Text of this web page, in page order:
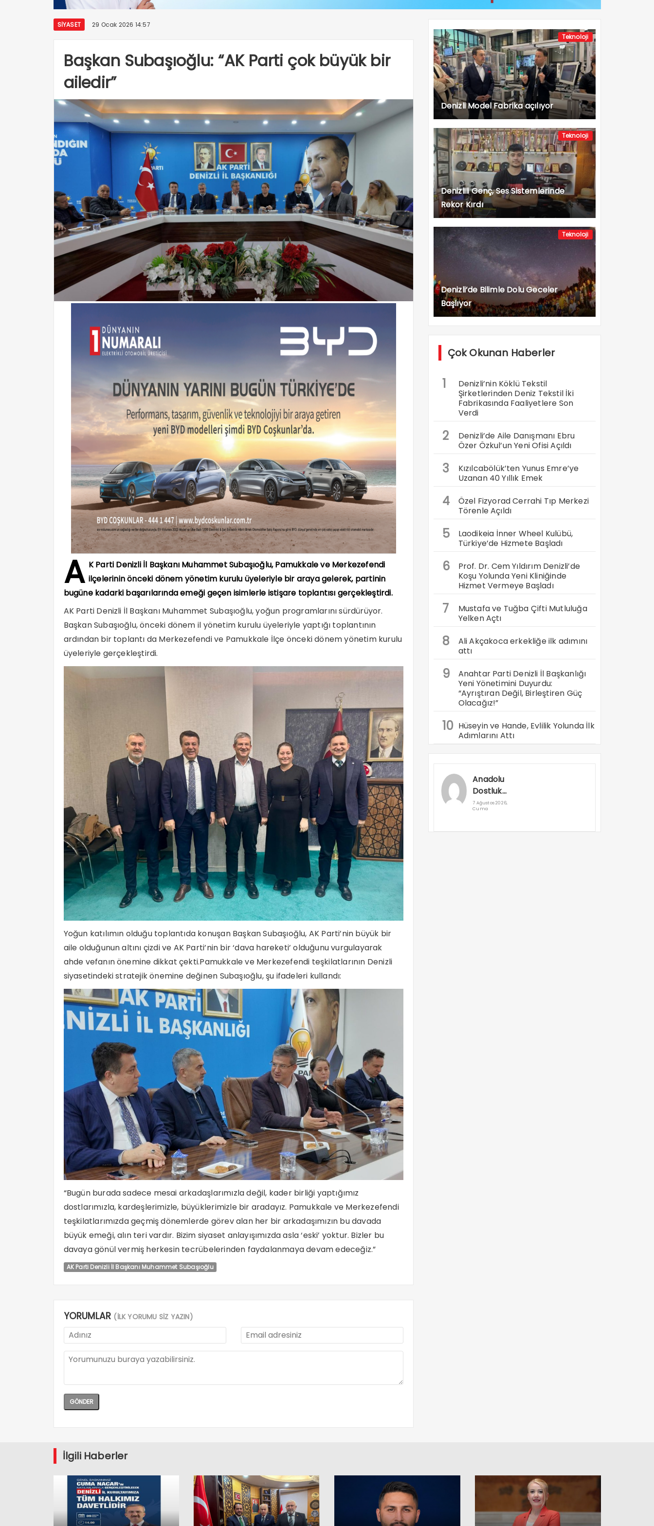
SIYASET 29 Ocak 2026 14:57
Başkan Subaşıoğlu: “AK Parti çok büyük bir
ailedir”
A K Parti Denizli İl Başkanı Muhammet Subaşıoğlu, Pamukkale ve Merkezefendi
ilçelerinin önceki dönem yönetim kurulu üyeleriyle bir araya gelerek, partinin
bugüne kadarki başarılarında emeği geçen isimlerle istişare toplantısı gerçekleştirdi.
AK Parti Denizli İl Başkanı Muhammet Subaşıoğlu, yoğun programlarını sürdürüyor.
Başkan Subaşıoğlu, önceki dönem il yönetim kurulu üyeleriyle yaptığı toplantının
ardından bir toplantı da Merkezefendi ve Pamukkale İlçe önceki dönem yönetim kurulu
üyeleriyle gerçekleştirdi.
Yoğun katılımın olduğu toplantıda konuşan Başkan Subaşıoğlu, AK Parti’nin büyük bir
aile olduğunun altını çizdi ve AK Parti’nin bir ‘dava hareketi’ olduğunu vurgulayarak
ahde vefanın önemine dikkat çekti.Pamukkale ve Merkezefendi teşkilatlarının Denizli
siyasetindeki stratejik önemine değinen Subaşıoğlu, şu ifadeleri kullandı:
“Bugün burada sadece mesai arkadaşlarımızla değil, kader birliği yaptığımız
dostlarımızla, kardeşlerimizle, büyüklerimizle bir aradayız. Pamukkale ve Merkezefendi
teşkilatlarımızda geçmiş dönemlerde görev alan her bir arkadaşımızın bu davada
büyük emeği, alın teri vardır. Bizim siyaset anlayışımızda asla ‘eski’ yoktur. Bizler bu
davaya gönül vermiş herkesin tecrübelerinden faydalanmaya devam edeceğiz.”
AK Parti Denizli İl Başkanı Muhammet Subaşıoğlu
YORUMLAR (İLK YORUMU SİZ YAZIN)
Teknoloji
Denizli Model Fabrika açılıyor
Teknoloji
Denizlili Genç, Ses Sistemlerinde
Rekor Kırdı
Teknoloji
Denizli’de Bilimle Dolu Geceler
Başlıyor
Çok Okunan Haberler
1
Denizli’nin Köklü Tekstil
Şirketlerinden Deniz Tekstil İki
Fabrikasında Faaliyetlere Son
Verdi
2
Denizli’de Aile Danışmanı Ebru
Özer Özkul’un Yeni Ofisi Açıldı
3
Kızılcabölük’ten Yunus Emre’ye
Uzanan 40 Yıllık Emek
4
Özel Fizyorad Cerrahi Tıp Merkezi
Törenle Açıldı
5
Laodikeia İnner Wheel Kulübü,
Türkiye’de Hizmete Başladı
6
Prof. Dr. Cem Yıldırım Denizli’de
Koşu Yolunda Yeni Kliniğinde
Hizmet Vermeye Başladı
7
Mustafa ve Tuğba Çifti Mutluluğa
Yelken Açtı
8
Ali Akçakoca erkekliğe ilk adımını
attı
9
Anahtar Parti Denizli İl Başkanlığı
Yeni Yönetimini Duyurdu:
“Ayrıştıran Değil, Birleştiren Güç
Olacağız!”
10 Hüseyin ve Hande, Evlilik Yolunda İlk
Adımlarını Attı
Anadolu
Dostluk
Rallisi
7 Ağustos 2026,
Cuma
İlgili Haberler